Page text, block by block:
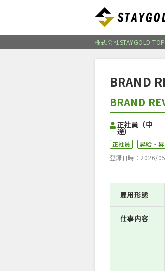
株式会社STAYGOLD TOP
BRAND
BRAND
正社員（中
途）
正社員 昇給・
登録日時：2026/
雇用形態
仕事内容